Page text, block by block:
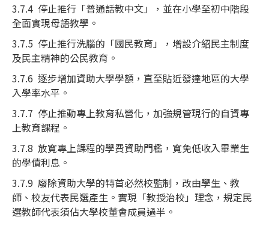
3.7.4 停止推行「普通話教中文」，並在小學至初中階段
全面實現母語教學。
3.7.5 停止推行洗腦的「國民教育」，增設介紹民主制度
及民主精神的公民教育。
3.7.6 逐步增加資助大學學額，直至貼近發達地區的大學
入學率水平。
3.7.7 停止推動專上教育私營化，加強規管現行的自資專
上教育課程。
3.7.8 放寬專上課程的學費資助門檻，寬免低收入畢業生
的學債利息。
3.7.9 廢除資助大學的特首必然校監制，改由學生、教
師、校友代表民選產生。實現「教授治校」理念，規定民
選教師代表須佔大學校董會成員過半。